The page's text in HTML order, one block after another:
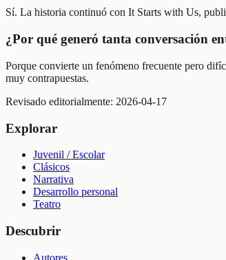
Sí. La historia continuó con It Starts with Us,
¿Por qué generó tanta conversación
Porque convierte un fenómeno frecuente pero
muy contrapuestas.
Revisado editorialmente: 2026-04-17
Explorar
Juvenil / Escolar
Clásicos
Narrativa
Desarrollo personal
Teatro
Descubrir
Autores